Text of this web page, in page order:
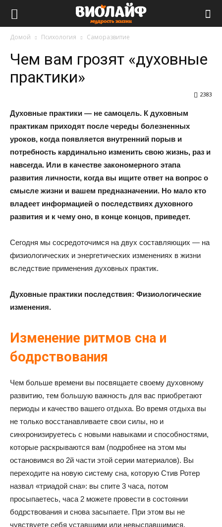
Домой Психология Саморазвитие
Чем вам грозят «духовные
практики»
2383
Духовные практики — не самоцель. К духовным
практикам приходят после череды болезненных
уроков, когда появляется внутренний порыв и
потребность кардинально изменить свою жизнь, раз и
навсегда. Или в качестве закономерного этапа
развития личности, когда вы ищите ответ на вопрос о
смысле жизни и вашем предназначении. Но мало кто
владеет информацией о последствиях духовного
развития и к чему оно, в конце концов, приведет.
Сегодня мы сосредоточимся на двух составляющих — на
физиологических и энергетических изменениях в жизни
вследствие применения духовных практик.
Духовные практики последствия: Физиологические
изменения.
Изменение ритмов сна и
бодрствования
Чем больше времени вы посвящаете своему духовному
развитию, тем большую важность для вас приобретают
периоды и качество вашего отдыха. Во время отдыха вы
не только восстанавливаете свои силы, но и
синхронизируетесь с новыми навыками и способностями,
которые раскрываются вам (подробнее на этом мы
остановимся во 2й части этой серии материалов). Вы
переходите на новую систему сна, которую Стив Ротер
назвал «триадой сна»: вы спите 3 часа, потом
просыпаетесь, часа 2 можете провести в состоянии
бодрствования и снова засыпаете. При этом вы не
чувствуете себя уставшими или невыспавшимися.